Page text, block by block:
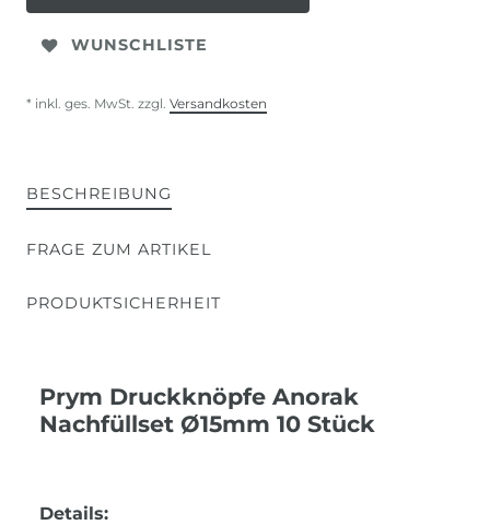
WUNSCHLISTE
* inkl. ges. MwSt. zzgl. Versandkosten
BESCHREIBUNG
FRAGE ZUM ARTIKEL
PRODUKTSICHERHEIT
Prym Druckknöpfe Anorak
Nachfüllset Ø15mm 10 Stück
Details: